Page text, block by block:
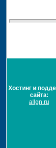
Хостинг и
сайта:
allgn.ru